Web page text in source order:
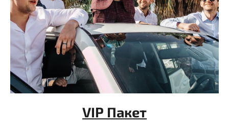
VIP Пакет